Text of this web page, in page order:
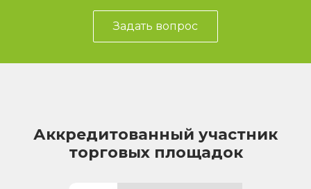
Задать вопрос
Аккредитованный участник
торговых площадок